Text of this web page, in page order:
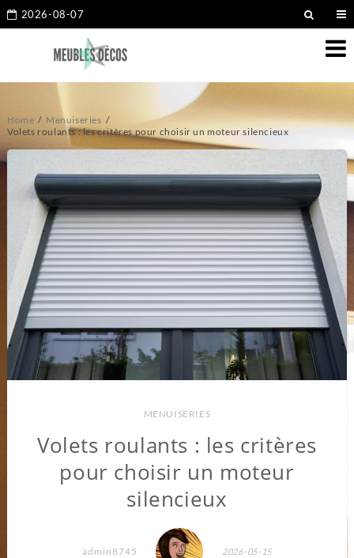
2026-08-07
Home
Menuiseries
Volets roulants : les critères pour choisir un moteur silencieux
MENUISERIES
Volets roulants : les critères
pour choisir un moteur
silencieux
admin8745 2026-05-15